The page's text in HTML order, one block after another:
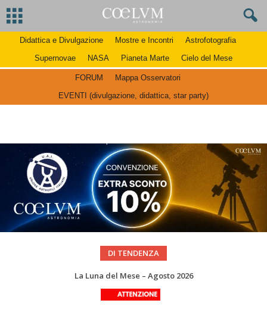
Didattica e Divulgazione Mostre e Incontri
Astrofotografia
Supernovae
NASA Pianeta Marte Cielo del Mese
FORUM
Mappa Osservatori
EVENTI (divulgazione, didattica, star party)
DI TENDENZA
Le costellazioni di Agosto 2026: Delfino